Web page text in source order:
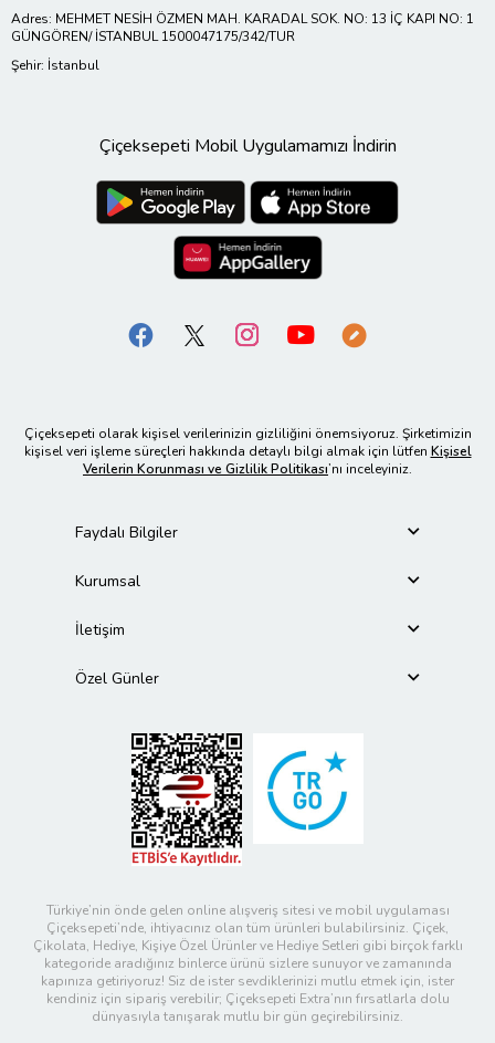
Adres: MEHMET NESİH ÖZMEN MAH. KARADAL SOK. NO: 13 İÇ KAPI NO: 1
GÜNGÖREN/ İSTANBUL 1500047175/342/TUR
Şehir: İstanbul
Çiçeksepeti Mobil Uygulamamızı İndirin
Çiçeksepeti olarak kişisel verilerinizin gizliliğini önemsiyoruz. Şirketimizin
kişisel veri işleme süreçleri hakkında detaylı bilgi almak için lütfen Kişisel
Verilerin Korunması ve Gizlilik Politikası’nı inceleyiniz.
Faydalı Bilgiler
Kurumsal
İletişim
Özel Günler
Türkiye’nin önde gelen online alışveriş sitesi ve mobil uygulaması
Çiçeksepeti’nde, ihtiyacınız olan tüm ürünleri bulabilirsiniz. Çiçek,
Çikolata, Hediye, Kişiye Özel Ürünler ve Hediye Setleri gibi birçok farklı
kategoride aradığınız binlerce ürünü sizlere sunuyor ve zamanında
kapınıza getiriyoruz! Siz de ister sevdiklerinizi mutlu etmek için, ister
kendiniz için sipariş verebilir; Çiçeksepeti Extra’nın fırsatlarla dolu
dünyasıyla tanışarak mutlu bir gün geçirebilirsiniz.